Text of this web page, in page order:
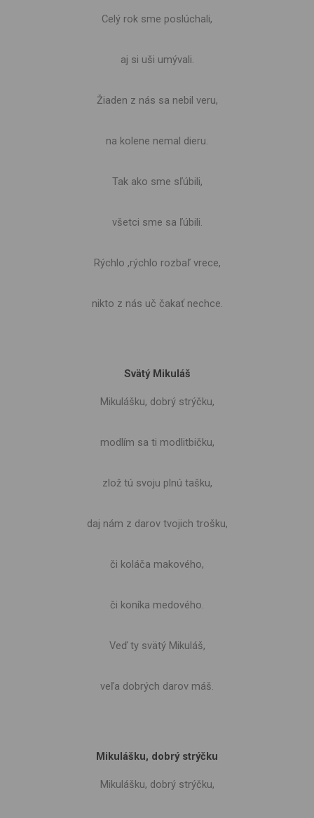
Celý rok sme poslúchali,
aj si uši umývali.
Žiaden z nás sa nebil veru,
na kolene nemal dieru.
Tak ako sme sľúbili,
všetci sme sa ľúbili.
Rýchlo ,rýchlo rozbaľ vrece,
nikto z nás uč čakať nechce.
Svätý Mikuláš
Mikulášku, dobrý strýčku,
modlím sa ti modlitbičku,
zlož tú svoju plnú tašku,
daj nám z darov tvojich trošku,
či koláča makového,
či koníka medového.
Veď ty svätý Mikuláš,
veľa dobrých darov máš.
Mikulášku, dobrý strýčku
Mikulášku, dobrý strýčku,